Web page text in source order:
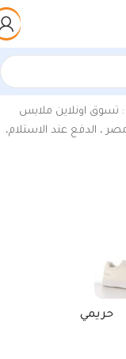
عثمان 2021”
تسوق اونلاين ملابس
، الدفع عند الاستلام،
حريمي